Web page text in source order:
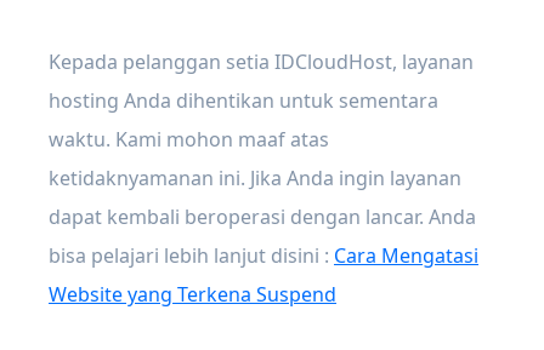
Kepada pelanggan setia IDCloudHost, layanan
hosting Anda dihentikan untuk sementara
waktu. Kami mohon maaf atas
ketidaknyamanan ini. Jika Anda ingin layanan
dapat kembali beroperasi dengan lancar. Anda
bisa pelajari lebih lanjut disini : Cara Mengatasi
Website yang Terkena Suspend